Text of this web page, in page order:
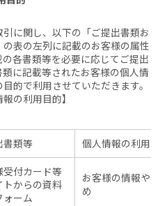
に関し、以下の「ご提出書類お
表の左列に記載のお客様の属性
各書類等を必要に応じてご提出
に記載等されたお客様の個人情
的で利用させていただきます。
の利用目的】
書類等 個人情報の利用目
受付カード等
トからの資料
ォーム
お客様の情報や希
め